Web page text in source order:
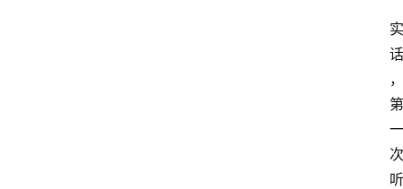
实
话
，
第
一
次
听